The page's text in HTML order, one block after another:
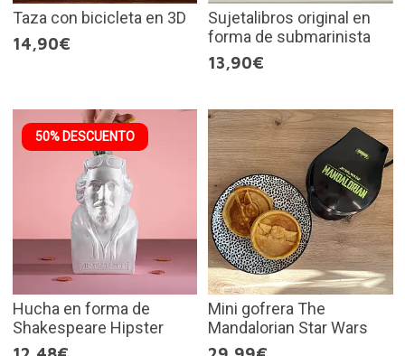
Taza con bicicleta en 3D
14,90€
Sujetalibros original en
forma de submarinista
13,90€
50% DESCUENTO
Hucha en forma de
Shakespeare Hipster
Mini gofrera The
Mandalorian Star Wars